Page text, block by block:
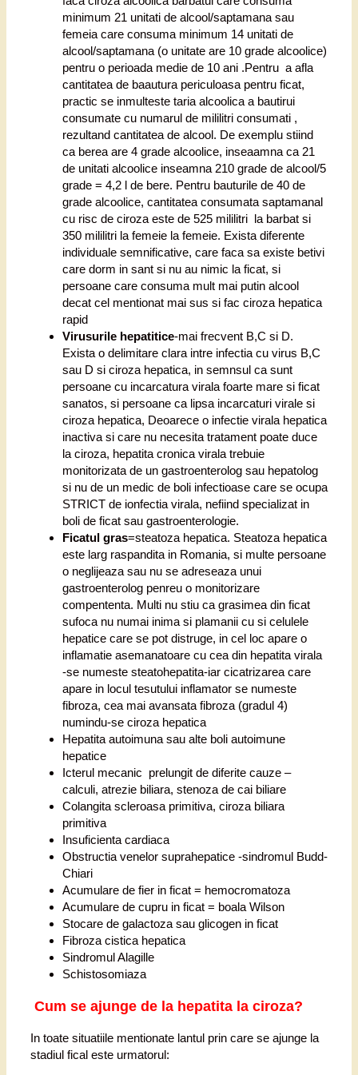
minimum 21 unitati de alcool/saptamana sau
femeia care consuma minimum 14 unitati de
alcool/saptamana (o unitate are 10 grade alcoolice)
pentru o perioada medie de 10 ani .Pentru a afla
cantitatea de baautura periculoasa pentru ficat,
practic se inmulteste taria alcoolica a bautirui
consumate cu numarul de mililitri consumati ,
rezultand cantitatea de alcool. De exemplu stiind
ca berea are 4 grade alcoolice, inseaamna ca 21
de unitati alcoolice inseamna 210 grade de alcool/5
grade = 4,2 l de bere. Pentru bauturile de 40 de
grade alcoolice, cantitatea consumata saptamanal
cu risc de ciroza este de 525 mililitri la barbat si
350 mililitri la femeie la femeie. Exista diferente
individuale semnificative, care faca sa existe betivi
care dorm in sant si nu au nimic la ficat, si
persoane care consuma mult mai putin alcool
decat cel mentionat mai sus si fac ciroza hepatica
rapid
Virusurile hepatitice-mai frecvent B,C si D.
Exista o delimitare clara intre infectia cu virus B,C
sau D si ciroza hepatica, in semnsul ca sunt
persoane cu incarcatura virala foarte mare si ficat
sanatos, si persoane ca lipsa incarcaturi virale si
ciroza hepatica, Deoarece o infectie virala hepatica
inactiva si care nu necesita tratament poate duce
la ciroza, hepatita cronica virala trebuie
monitorizata de un gastroenterolog sau hepatolog
si nu de un medic de boli infectioase care se ocupa
STRICT de ionfectia virala, nefiind specializat in
boli de ficat sau gastroenterologie.
Ficatul gras=steatoza hepatica. Steatoza hepatica
este larg raspandita in Romania, si multe persoane
o neglijeaza sau nu se adreseaza unui
gastroenterolog penreu o monitorizare
compententa. Multi nu stiu ca grasimea din ficat
sufoca nu numai inima si plamanii cu si celulele
hepatice care se pot distruge, in cel loc apare o
inflamatie asemanatoare cu cea din hepatita virala
-se numeste steatohepatita-iar cicatrizarea care
apare in locul tesutului inflamator se numeste
fibroza, cea mai avansata fibroza (gradul 4)
numindu-se ciroza hepatica
Hepatita autoimuna sau alte boli autoimune
hepatice
Icterul mecanic prelungit de diferite cauze –
calculi, atrezie biliara, stenoza de cai biliare
Colangita scleroasa primitiva, ciroza biliara
primitiva
Insuficienta cardiaca
Obstructia venelor suprahepatice -sindromul Budd-
Chiari
Acumulare de fier in ficat = hemocromatoza
Acumulare de cupru in ficat = boala Wilson
Stocare de galactoza sau glicogen in ficat
Fibroza cistica hepatica
Sindromul Alagille
Schistosomiaza
Cum se ajunge de la hepatita la ciroza?
In toate situatiile mentionate lantul prin care se ajunge la
stadiul fical este urmatorul: